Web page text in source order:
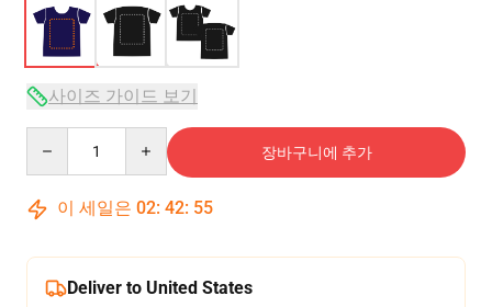
사이즈 가이드 보기
장바구니에 추가
이 세일은 02: 42: 54
Deliver to United States